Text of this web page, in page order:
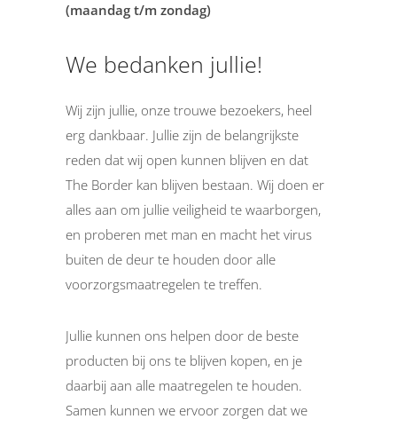
(maandag t/m zondag)
We bedanken jullie!
Wij zijn jullie, onze trouwe bezoekers, heel
erg dankbaar. Jullie zijn de belangrijkste
reden dat wij open kunnen blijven en dat
The Border kan blijven bestaan. Wij doen er
alles aan om jullie veiligheid te waarborgen,
en proberen met man en macht het virus
buiten de deur te houden door alle
voorzorgsmaatregelen te treffen.
Jullie kunnen ons helpen door de beste
producten bij ons te blijven kopen, en je
daarbij aan alle maatregelen te houden.
Samen kunnen we ervoor zorgen dat we